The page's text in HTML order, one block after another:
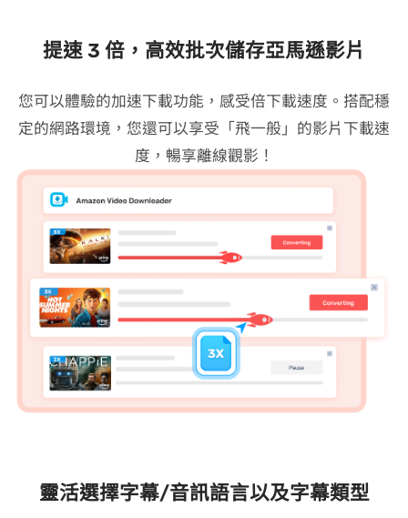
提速 3 倍，高效批次儲存亞馬遜影片
您可以體驗 VideoHunter Amazon Video Downloader 的加速下載功能，感受 3 倍下載速度。搭配穩
定的網路環境，您還可以享受「飛一般」的影片下載速
度，暢享離線觀影！
靈活選擇字幕/音訊語言以及字幕類型